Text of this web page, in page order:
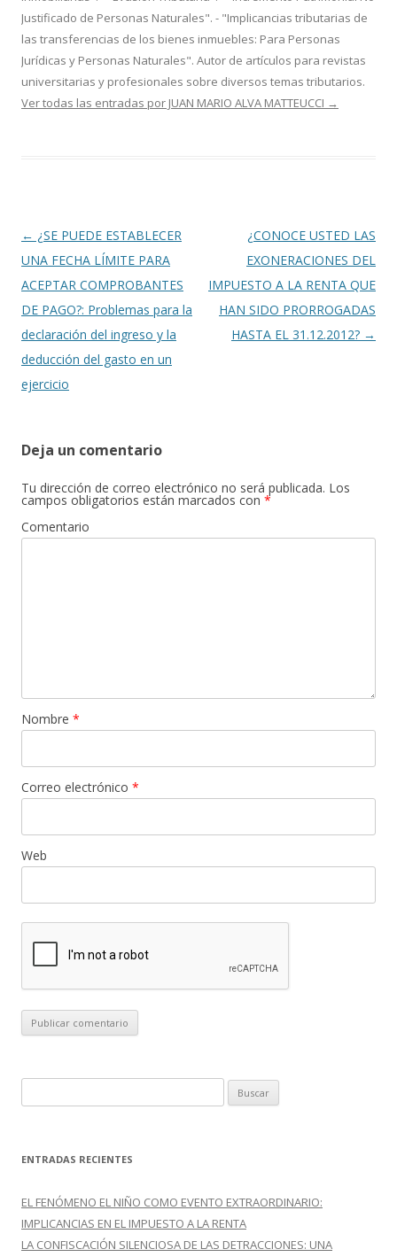
Justificado de Personas Naturales". - "Implicancias tributarias de
las transferencias de los bienes inmuebles: Para Personas
Jurídicas y Personas Naturales". Autor de artículos para revistas
universitarias y profesionales sobre diversos temas tributarios.
Ver todas las entradas por JUAN MARIO ALVA MATTEUCCI →
Navegación
de
entradas
← ¿SE PUEDE ESTABLECER
UNA FECHA LÍMITE PARA
ACEPTAR COMPROBANTES
DE PAGO?: Problemas para la
declaración del ingreso y la
deducción del gasto en un
ejercicio
¿CONOCE USTED LAS
EXONERACIONES DEL
IMPUESTO A LA RENTA QUE
HAN SIDO PRORROGADAS
HASTA EL 31.12.2012? →
Deja un comentario
Tu dirección de correo electrónico no será publicada. Los
campos obligatorios están marcados con *
Comentario
Nombre *
Correo electrónico *
Web
u
c
r
:
ENTRADAS RECIENTES
EL FENÓMENO EL NIÑO COMO EVENTO EXTRAORDINARIO:
IMPLICANCIAS EN EL IMPUESTO A LA RENTA
LA CONFISCACIÓN SILENCIOSA DE LAS DETRACCIONES: UNA